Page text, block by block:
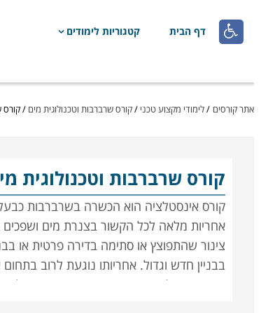
 דף הבית קטגוריות לימודים
אתר קורסים /לימודי מקצוע טכני /קורס שרברבות וטכנולוגית מים /קורס
קורס שרברבות וטכנולוגית
קורס אינסטלציה הוא הכשרה בשרברבות
אחריות מלאה לכל הקשור בצנרת מים
צינור שהתפוצץ או סתימה בדירה פרטית או
בבניין חדש וגדול. אחריותו נוגעת לרוב
המחוברים לה. ישנם שני סוגים עיקריים